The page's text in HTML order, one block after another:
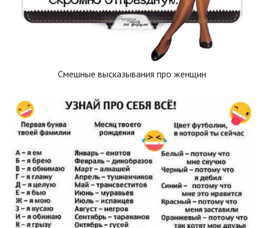
Смешные высказывания про женщин